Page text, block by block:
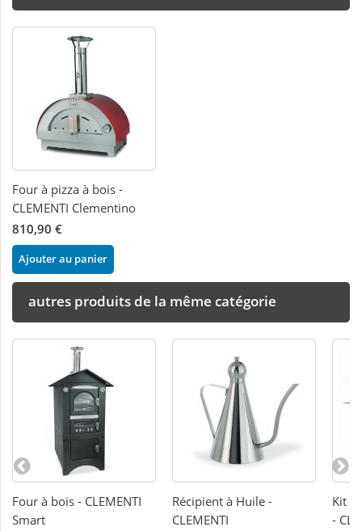
Four à pizza à bois -
CLEMENTI Clementino
810,90 €
Ajouter au panier
autres produits de la même catégorie
Four à bois - CLEMENTI
Smart
Récipient à Huile -
CLEMENTI
Kit
-